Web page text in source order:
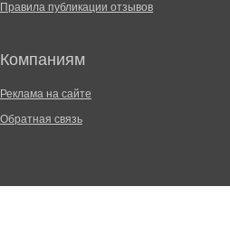
Правила публикации отзывов
Компаниям
Реклама на сайте
Обратная связь